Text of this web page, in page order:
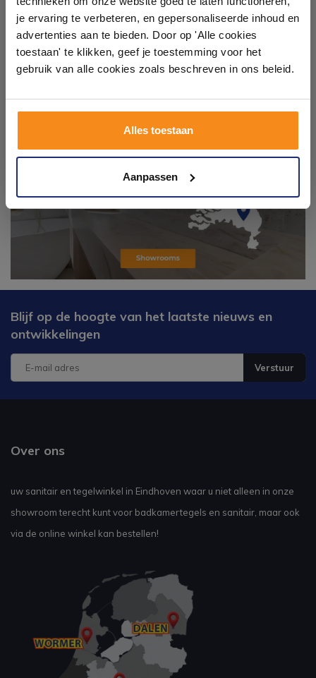
je ervaring te verbeteren, en gepersonaliseerde inhoud en
advertenties aan te bieden. Door op 'Alle cookies
toestaan' te klikken, geef je toestemming voor het
gebruik van alle cookies zoals beschreven in ons beleid.
Alles toestaan
Aanpassen
Blijf op de hoogte van het laatste nieuws en
ontwikkelingen
Verstuur
Over ons
uw sanitair en tegelwinkel in Eindhoven waar u niet alleen in onze
showroom terecht kunt voor badkamertegels en sanitair, maar ook
via de online winkel kan bestellen!
Laat je inspireren door 21 volledig ingerichte
badkameropstellingen – van compact tot luxe. Onze
ervaren adviseurs helpen je persoonlijk, en je vindt
tegels & sanitair direct uit voorraad. Gratis parkeren
op eigen terrein.
Kom langs en ervaar zelf het verschil!